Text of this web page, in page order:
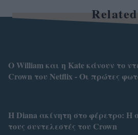
Related
Ο William και η Kate κάνουν το
Crown του Netflix - Οι πρώτες
Η Diana ακίνητη στο φέρετρο: Η
τους συντελεστές του Crown